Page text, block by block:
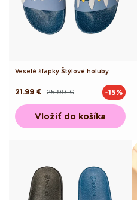
Veselé šľapky Štýlové holuby
Pôvodná25.99 €
Akciová
21.99 € -15%
Vložiť do košíka